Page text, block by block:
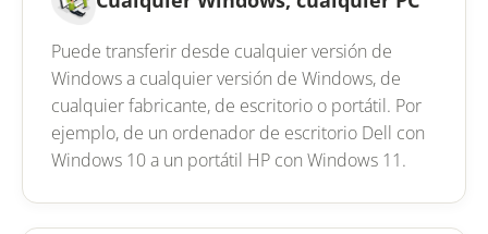
Puede transferir desde cualquier versión de
Windows a cualquier versión de Windows, de
cualquier fabricante, de escritorio o portátil. Por
ejemplo, de un ordenador de escritorio Dell con
Windows 10 a un portátil HP con Windows 11.